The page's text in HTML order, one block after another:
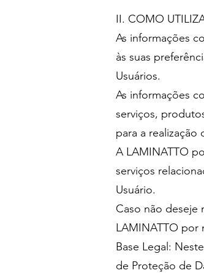
II. COMO
As informações
às suas
Usuários.
As informações
serviços,
para a
A LAMINATTO
serviços
Usuário.
Caso não deseje
LAMINATTO por
Base Legal:
de Proteção de